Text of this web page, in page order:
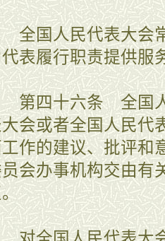
国人民代表大会常
表履行职责提供服
四十六条 全国人
会或者全国人民代
作的建议、批评和
会办事机构交由有